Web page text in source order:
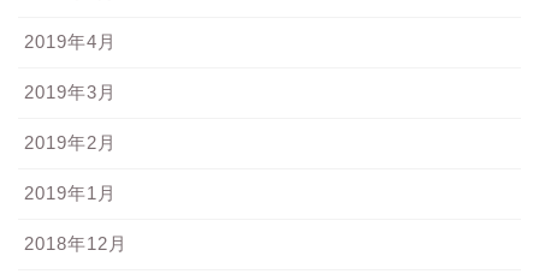
2019年4月
2019年3月
2019年2月
2019年1月
2018年12月